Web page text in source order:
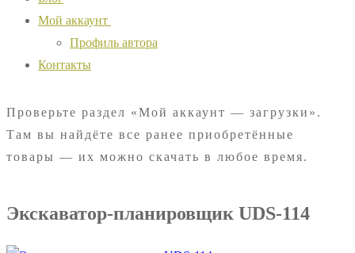
Мой аккаунт
Профиль автора
Контакты
Проверьте раздел «Мой аккаунт — загрузки».
Там вы найдёте все ранее приобретённые
товары — их можно скачать в любое время.
Экскаватор-планировщик UDS-114